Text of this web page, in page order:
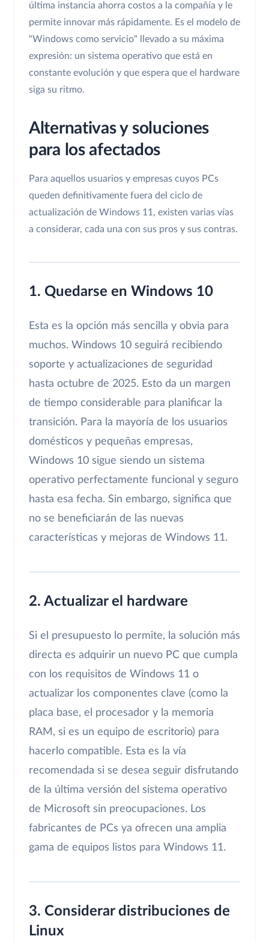
última instancia ahorra costos a la compañía y le
permite innovar más rápidamente. Es el modelo de
"Windows como servicio" llevado a su máxima
expresión: un sistema operativo que está en
constante evolución y que espera que el hardware
siga su ritmo.
Alternativas y soluciones
para los afectados
Para aquellos usuarios y empresas cuyos PCs
queden definitivamente fuera del ciclo de
actualización de Windows 11, existen varias vías
a considerar, cada una con sus pros y sus contras.
1. Quedarse en Windows 10
Esta es la opción más sencilla y obvia para
muchos. Windows 10 seguirá recibiendo
soporte y actualizaciones de seguridad
hasta octubre de 2025. Esto da un margen
de tiempo considerable para planificar la
transición. Para la mayoría de los usuarios
domésticos y pequeñas empresas,
Windows 10 sigue siendo un sistema
operativo perfectamente funcional y seguro
hasta esa fecha. Sin embargo, significa que
no se beneficiarán de las nuevas
características y mejoras de Windows 11.
2. Actualizar el hardware
Si el presupuesto lo permite, la solución más
directa es adquirir un nuevo PC que cumpla
con los requisitos de Windows 11 o
actualizar los componentes clave (como la
placa base, el procesador y la memoria
RAM, si es un equipo de escritorio) para
hacerlo compatible. Esta es la vía
recomendada si se desea seguir disfrutando
de la última versión del sistema operativo
de Microsoft sin preocupaciones. Los
fabricantes de PCs ya ofrecen una amplia
gama de equipos listos para Windows 11.
3. Considerar distribuciones de
Linux